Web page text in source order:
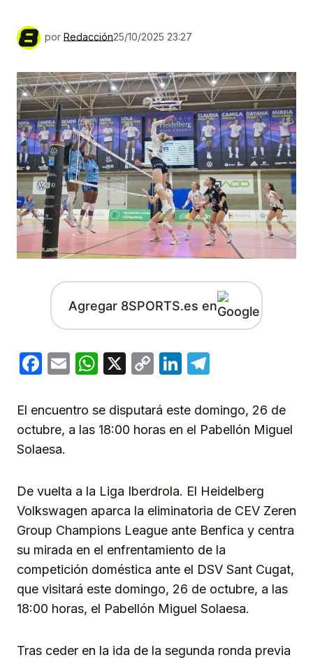
por Redacción25/10/2025 23:27
Agregar 8SPORTS.es en
Facebook
EmailWhatsApp
X
CopyLinkedIn
El encuentro se disputará este domingo, 26 de
octubre, a las 18:00 horas en el Pabellón Miguel
Solaesa.
De vuelta a la Liga Iberdrola. El Heidelberg
Volkswagen aparca la eliminatoria de CEV Zeren
Group Champions League ante Benfica y centra
su mirada en el enfrentamiento de la
competición doméstica ante el DSV Sant Cugat,
que visitará este domingo, 26 de octubre, a las
18:00 horas, el Pabellón Miguel Solaesa.
Tras ceder en la ida de la segunda ronda previa